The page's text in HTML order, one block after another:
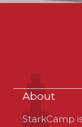
About
StarkCamp